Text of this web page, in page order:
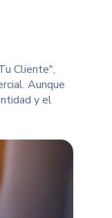
Cliente",
Aunque
y el